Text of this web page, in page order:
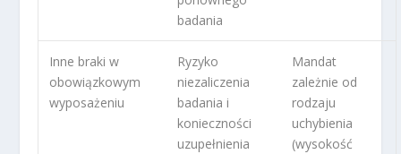
badania
Inne braki w
obowiązkowym
wyposażeniu
Ryzyko
niezaliczenia
badania i
konieczności
uzupełnienia
Mandat
zależnie od
rodzaju
uchybienia
(wysokość